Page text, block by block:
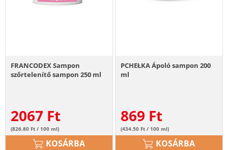
FRANCODEX Sampon
szőrtelenítő sampon 250 ml
2067 Ft
(826.80 Ft / 100 ml)
KOSÁRBA
PCHEŁKA Ápoló sampon 200
ml
869 Ft
(434.50 Ft / 100 ml)
KOSÁRBA